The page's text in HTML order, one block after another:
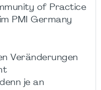
of Practice
PMI Germany
Veränderungen
je an